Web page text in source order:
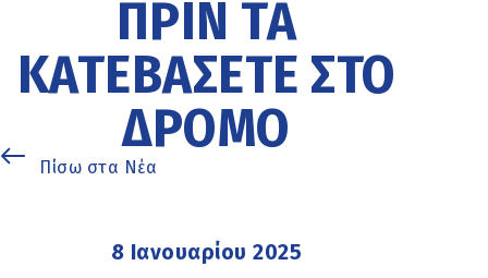
ΠΡΙΝ ΤΑ
ΚΑΤΕΒΆΣΕΤΕ ΣΤΟ
ΔΡΌΜΟ
Πίσω στα Νέα
8 Ιανουαρίου 2025